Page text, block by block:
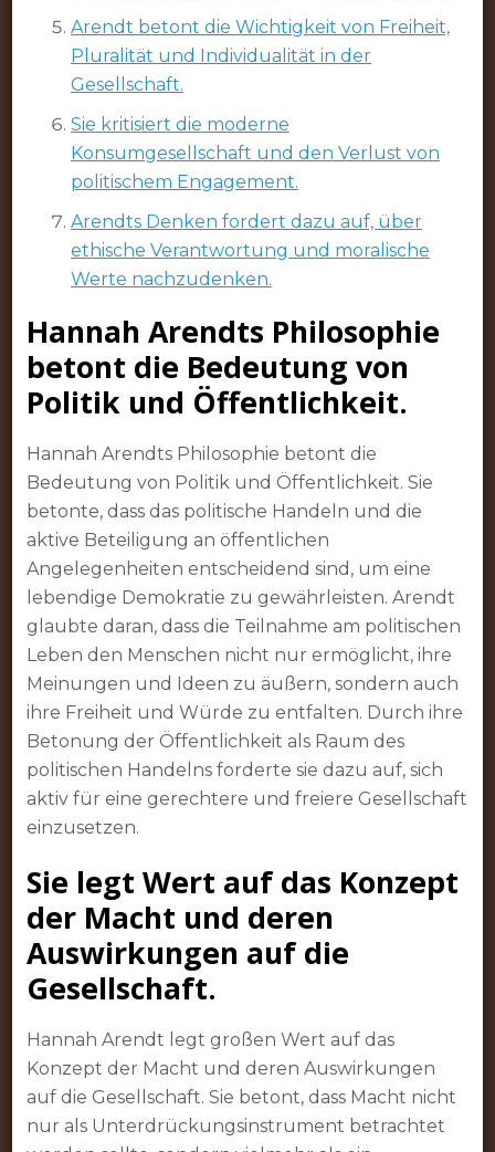
Arendt betont die Wichtigkeit von Freiheit,
Pluralität und Individualität in der
Gesellschaft.
Sie kritisiert die moderne
Konsumgesellschaft und den Verlust von
politischem Engagement.
Arendts Denken fordert dazu auf, über
ethische Verantwortung und moralische
Werte nachzudenken.
Hannah Arendts Philosophie
betont die Bedeutung von
Politik und Öffentlichkeit.
Hannah Arendts Philosophie betont die
Bedeutung von Politik und Öffentlichkeit. Sie
betonte, dass das politische Handeln und die
aktive Beteiligung an öffentlichen
Angelegenheiten entscheidend sind, um eine
lebendige Demokratie zu gewährleisten. Arendt
glaubte daran, dass die Teilnahme am politischen
Leben den Menschen nicht nur ermöglicht, ihre
Meinungen und Ideen zu äußern, sondern auch
ihre Freiheit und Würde zu entfalten. Durch ihre
Betonung der Öffentlichkeit als Raum des
politischen Handelns forderte sie dazu auf, sich
aktiv für eine gerechtere und freiere Gesellschaft
einzusetzen.
Sie legt Wert auf das Konzept
der Macht und deren
Auswirkungen auf die
Gesellschaft.
Hannah Arendt legt großen Wert auf das
Konzept der Macht und deren Auswirkungen
auf die Gesellschaft. Sie betont, dass Macht nicht
nur als Unterdrückungsinstrument betrachtet